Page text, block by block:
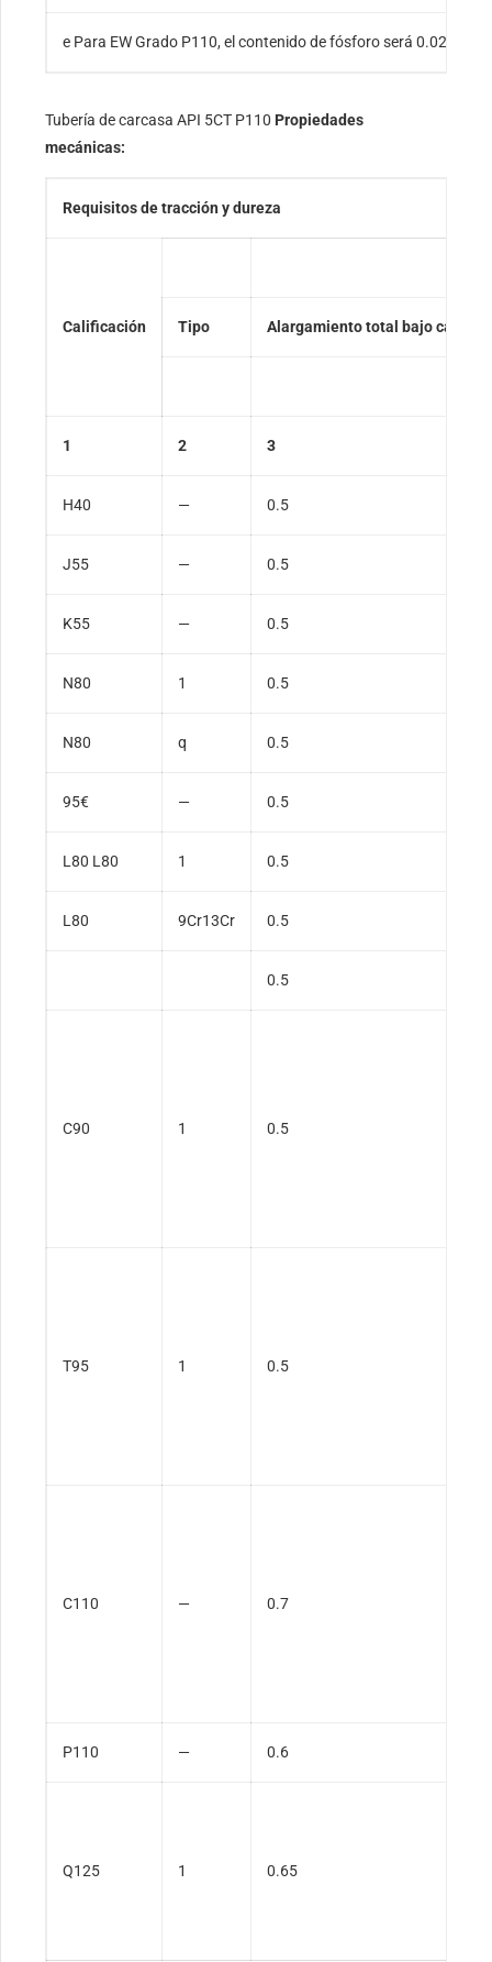
e Para EW Grado P110, el contenido de fósforo será 0.020 %
Tubería de carcasa API 5CT P110 Propiedades
mecánicas:
Requisitos de tracción y dureza
Calificación Tipo Alargamiento total bajo carga
1 2 3
H40 — 0.5
J55 — 0.5
K55 — 0.5
N80 1 0.5
N80 q 0.5
95€ — 0.5
L80 L80 1 0.5
L80 9Cr13Cr 0.5
0.5
C90 1 0.5
T95 1 0.5
C110 — 0.7
P110 — 0.6
Q125 1 0.65